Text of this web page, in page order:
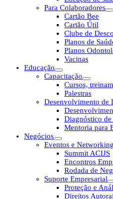
Para Colaboradores
Cartão Bee
Cartão Útil
Clube de
Planos de
Planos
Vacinas
Educação
Capacitação
Cursos,
Palestras
Desenvolvimento de
Diagnóstico
Mentoria para
Negócios
Eventos e Networking
Summit ACIJS
Encontros
Rodada de
Suporte Empresarial
Proteção e
Direitos